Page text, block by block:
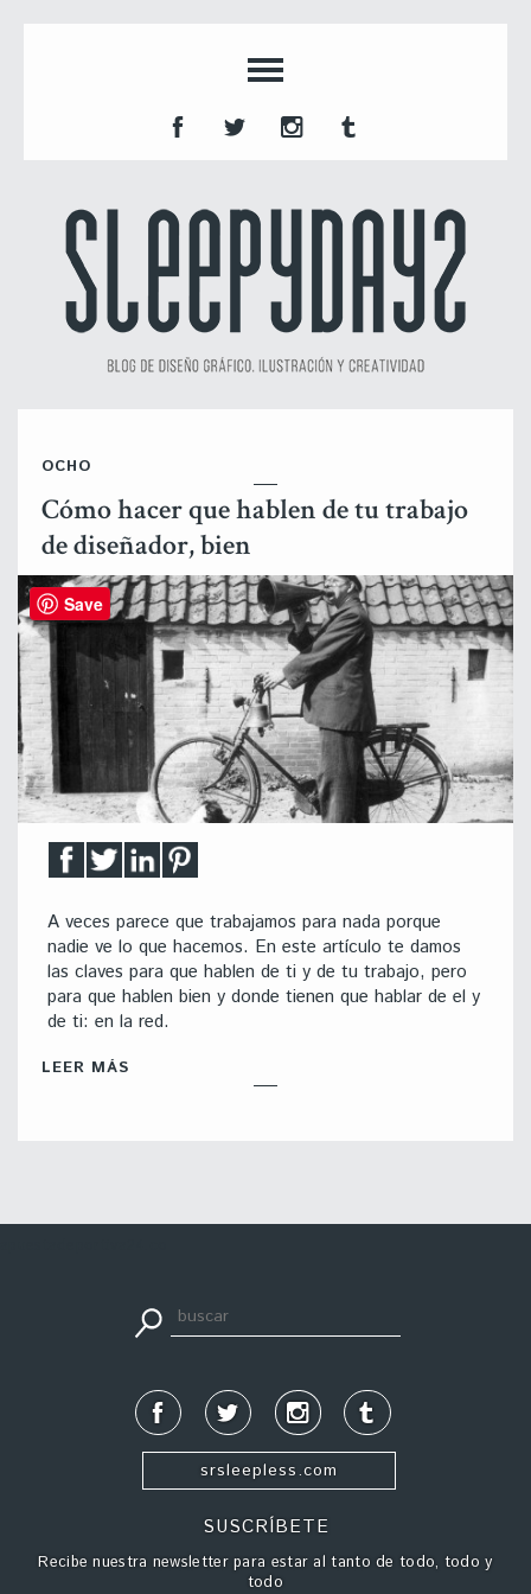
OCHO
Cómo hacer que hablen de tu trabajo
de diseñador, bien
A veces parece que trabajamos para nada porque
nadie ve lo que hacemos. En este artículo te damos
las claves para que hablen de ti y de tu trabajo, pero
para que hablen bien y donde tienen que hablar de el y
de ti: en la red.
LEER MÁS
srsleepless.com
SUSCRÍBETE
Recibe nuestra newsletter para estar al tanto de todo, todo y
todo
Save